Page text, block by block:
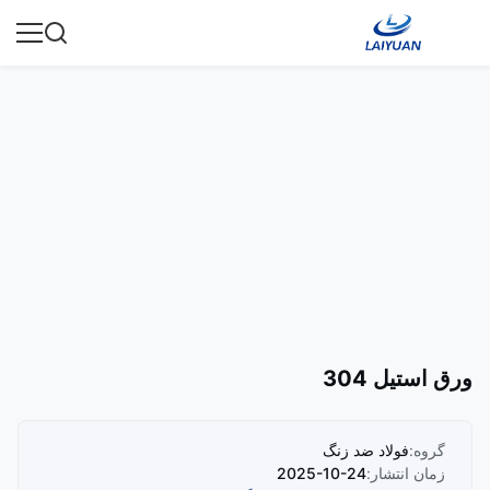
ورق استیل 304
گروه:فولاد ضد زنگ
زمان انتشار:2025-10-24